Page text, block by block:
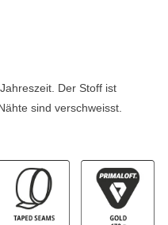
Der Stoff ist
sind verschweisst.